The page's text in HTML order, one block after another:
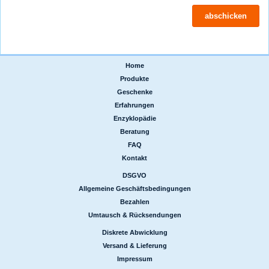
Home
Produkte
Geschenke
Erfahrungen
Enzyklopädie
Beratung
FAQ
Kontakt
DSGVO
Allgemeine Geschäftsbedingungen
Bezahlen
Umtausch & Rücksendungen
Diskrete Abwicklung
Versand & Lieferung
Impressum